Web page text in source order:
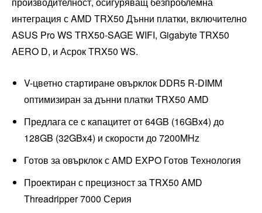
интеграция с AMD TRX50 Дънни платки, включително
ASUS Pro WS TRX50-SAGE WIFI, Gigabyte TRX50
AERO D, и Асрок TRX50 WS.
V-цветно стартиране овърклок DDR5 R-DIMM
оптимизиран за дънни платки TRX50 AMD
Предлага се с капацитет от 64GB (16GBx4) до
128GB (32GBx4) и скорости до 7200MHz
Готов за овърклок с AMD EXPO Готов Технология
Проектиран с прецизност за TRX50 AMD
Threadripper 7000 Серия